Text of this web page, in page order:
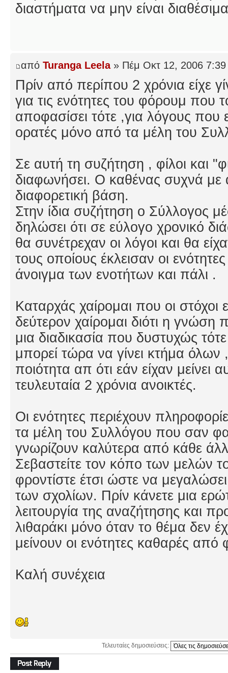
διαστήματα να μην είναι
από Turanga Leela» Πέμ Οκτ 12, 2006 7:39
Πρίν από περίπου 2 χρόνια είχε
για τις ενότητες του φόρουμ που
αποφασίσει τότε ,για λόγους που
ορατές μόνο από τα μέλη του
Σε αυτή τη συζήτηση , φίλοι και
διαφωνήσει. Ο καθένας συχνά με
διαφορετική βάση.
Στην ίδια συζήτηση ο Σύλλογος
δηλώσει ότι σε εύλογο χρονικό
θα συνέτρεχαν οι λόγοι και θα
τους οποίους έκλεισαν οι
άνοιγμα των ενοτήτων και πάλι .
Καταρχάς χαίρομαι που οι στόχοι
δεύτερον χαίρομαι διότι η
μια διαδικασία που δυστυχώς
μπορεί τώρα να γίνει κτήμα
ποιότητα απ ότι εάν είχαν μείνει
τευλευταία 2 χρόνια ανοικτές.
Οι ενότητες περιέχουν
τα μέλη του Συλλόγου που σαν
γνωρίζουν καλύτερα από κάθε
Σεβαστείτε τον κόπο των μελών
φροντίστε έτσι ώστε να
των σχολίων. Πρίν κάνετε μια
λειτουργία της αναζήτησης και
λιθαράκι μόνο όταν το θέμα δεν
μείνουν οι ενότητες καθαρές από
Καλή συνέχεια
Τελευταίες δημοσιεύσεις:
Δημιουργία
απάντησης